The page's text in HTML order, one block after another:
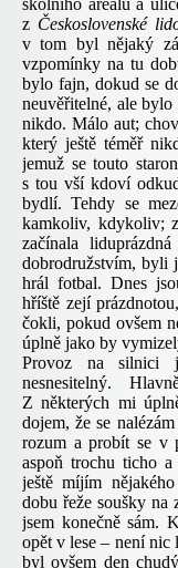
z Československé
v tom byl nějaký
vzpomínky na tu
bylo fajn, dokud se
neuvěřitelné, ale
nikdo. Málo aut;
který ještě téměř
jemuž se touto
s tou vší kdoví
bydlí. Tehdy se
kamkoliv, kdykoliv;
začínala
dobrodružstvím, byli
hrál fotbal. Dnes
hříště zejí
čokli, pokud ovšem
úplně jako by
Provoz na silnici
nesnesitelný.
Z některých mi
dojem, že se
rozum a probít se v
aspoň trochu ticho
ještě míjím
dobu řeže soušky na
jsem konečně sám.
opět v lese – není
byl ovšem den